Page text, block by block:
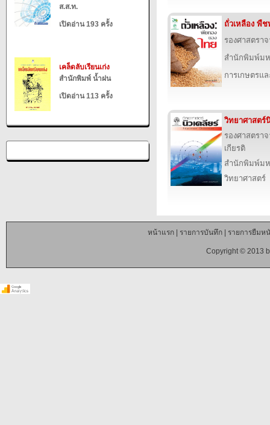
ส.ส.ท.
เปิดอ่าน 193 ครั้ง
เคล็ดลับเรียนเก่ง
สำนักพิมพ์ น้ำฝน
เปิดอ่าน 113 ครั้ง
ถั่วเหลือง พื
รองศาสตรา
สำนักพิมพ์มห
การเกษตรแ
วิทยาศาสตร์
รองศาสตรา
เกียรติ
สำนักพิมพ์มห
วิทยาศาสตร์
หน้าแรก| รายการบันทึก| รายการยืมห
Copyright © 2013